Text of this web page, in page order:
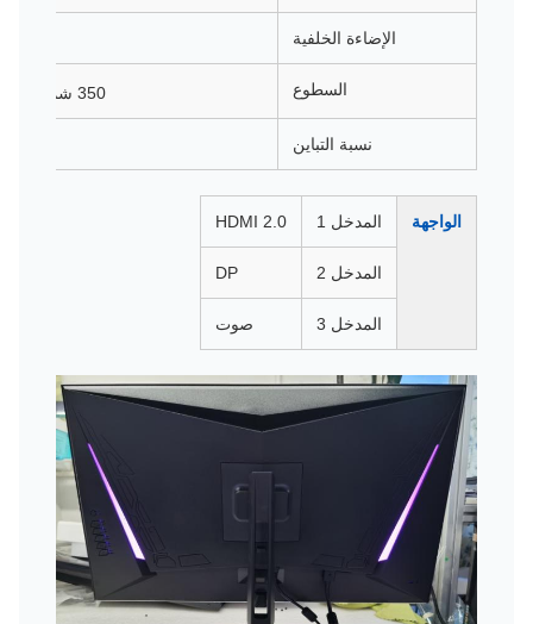
الإضاءة الخلفية
السطوع 350 شمعة/متر مربع
نسبة التباين
الواجهة المدخل 1 HDMI 2.0
المدخل 2 DP
المدخل 3 صوت